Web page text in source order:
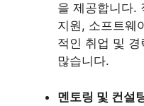
을 제공합니다.
지원, 소프트웨
적인 취업 및
많습니다.
멘토링 및 컨설